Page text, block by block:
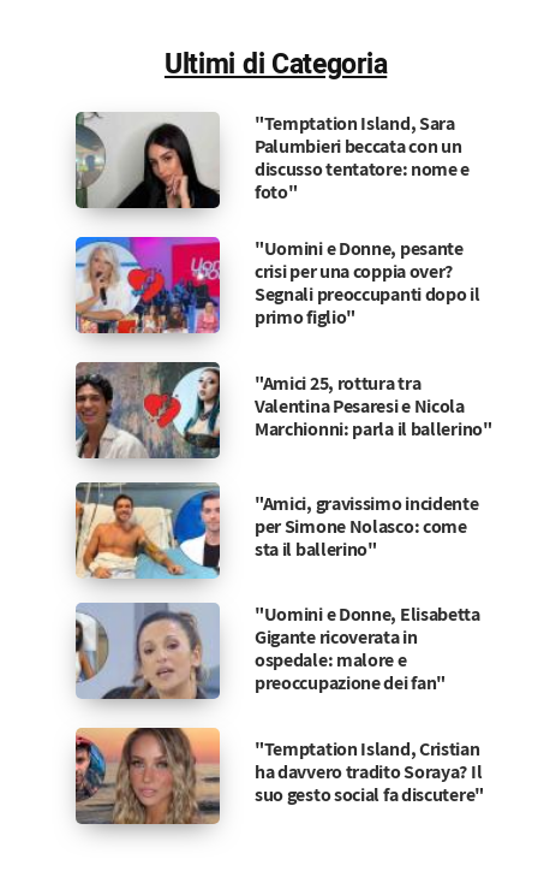
Ultimi di Categoria
"Temptation Island, Sara
Palumbieri beccata con un
discusso tentatore: nome e
foto"
"Uomini e Donne, pesante
crisi per una coppia over?
Segnali preoccupanti dopo il
primo figlio"
"Amici 25, rottura tra
Valentina Pesaresi e Nicola
Marchionni: parla il ballerino"
"Amici, gravissimo incidente
per Simone Nolasco: come
sta il ballerino"
"Uomini e Donne, Elisabetta
Gigante ricoverata in
ospedale: malore e
preoccupazione dei fan"
"Temptation Island, Cristian
ha davvero tradito Soraya? Il
suo gesto social fa discutere"